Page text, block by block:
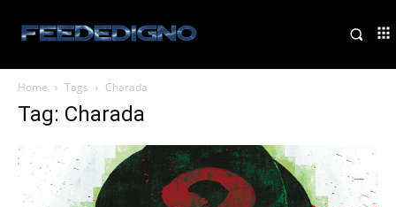
Home Tags Charada
Tag: Charada